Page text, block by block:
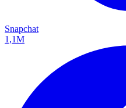
Snapchat
1,1M